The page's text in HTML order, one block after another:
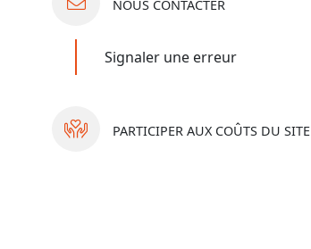
NOUS CONTACTER
Signaler une erreur
PARTICIPER AUX COÛTS DU SITE